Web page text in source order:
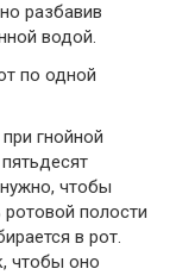
разбавив
водой.
по одной
гнойной
чтобы
ротовой полости
в рот.
чтобы оно